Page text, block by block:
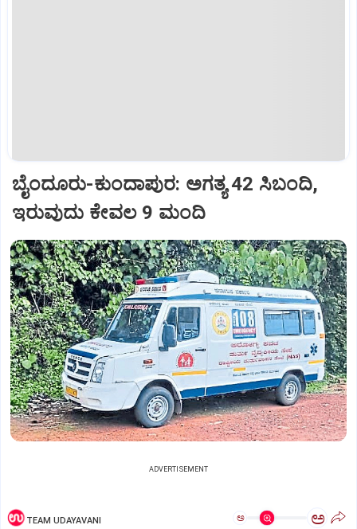
ಬೈಂದೂರು-ಕುಂದಾಪುರ: ಅಗತ್ಯ 42 ಸಿಬಂದಿ,
ಇರುವುದು ಕೇವಲ 9 ಮಂದಿ
ADVERTISEMENT
TEAM UDAYAVANI ಅ ಅ